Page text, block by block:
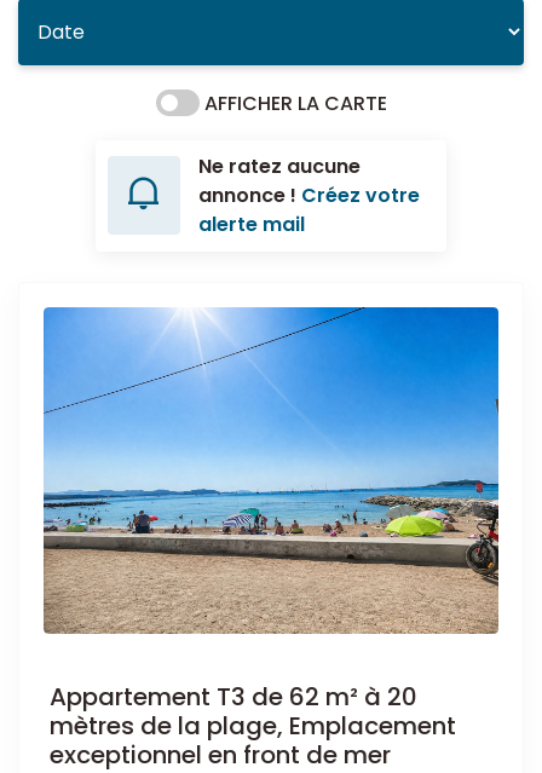
AFFICHER LA CARTE
Ne ratez aucune
annonce ! Créez votre
alerte mail
Appartement T3 de 62 m² à 20
mètres de la plage, Emplacement
exceptionnel en front de mer